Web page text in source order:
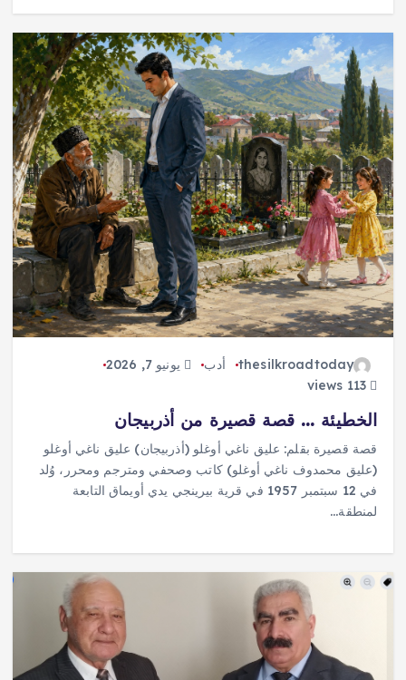
thesilkroadtoday أدب
يونيو 7, 2026
الخطيئة … قصة قصيرة من أذربيجان
قصة قصيرة بقلم: عليق ناغي أوغلو (أذربيجان) عليق ناغي أوغلو
(عليق محمدوف ناغي أوغلو) كاتب وصحفي ومترجم ومحرر، وُلد
في 12 سبتمبر 1957 في قرية بيرينجي يدي أويماق التابعة
لمنطقة…